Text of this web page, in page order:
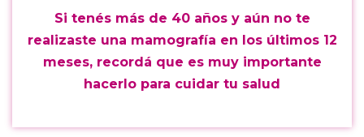
Si tenésmás de 40 años y aún no te
realizaste una mamografía en los últimos 12
meses, recordá que es muy importante
hacerlo para cuidar tu salud